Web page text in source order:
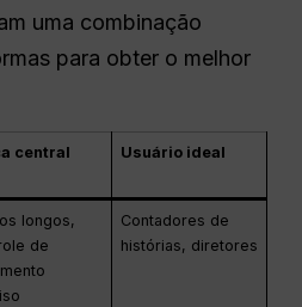
uma combinação
para obter o melhor
central Usuário ideal
longos,
de
Contadores de
histórias, diretores